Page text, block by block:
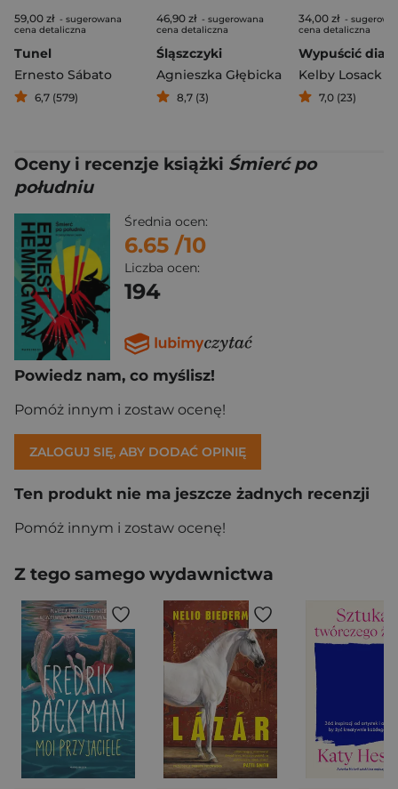
59,00 zł - sugerowana
cena detaliczna
Tunel
Ernesto Sábato
6,7 (579)
46,90 zł - sugerowana
cena detaliczna
Śląszczyki
Agnieszka Głębicka
8,7 (3)
34,00 zł -
cena detaliczna
Wypuścić
Kelby Losack
7,0 (23)
Oceny i recenzje książki Śmierć po
południu
Średnia ocen:
6.65 /10
Liczba ocen:
194
Powiedz nam, co myślisz!
Pomóż innym i zostaw ocenę!
ZALOGUJ SIĘ, ABY DODAĆ OPINIĘ
Ten produkt nie ma jeszcze żadnych recenzji
Pomóż innym i zostaw ocenę!
Z tego samego wydawnictwa